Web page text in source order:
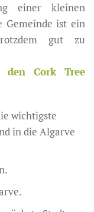
einer kleinen
Gemeinde ist ein
gut zu
den Cork Tree
wichtigste
in die Algarve